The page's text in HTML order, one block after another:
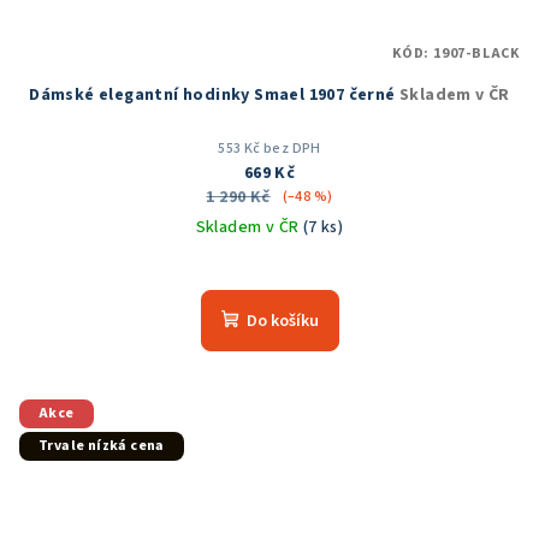
Dámské elegantní hodinky Smael 1907 černé Skladem v ČR
553 Kč bez DPH
669 Kč
1 290 Kč
(–48 %)
Skladem v ČR (7 ks)
Do košíku
KÓD: 1907-BLACK
Akce
Trvale nízká cena